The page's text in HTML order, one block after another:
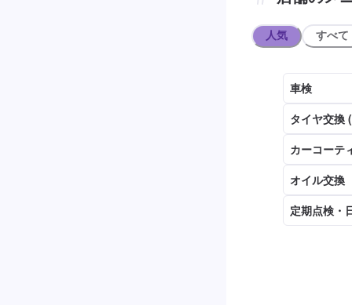
人気 すべて
車検
タイヤ交換
カーコーテ
オイル交換
定期点検・